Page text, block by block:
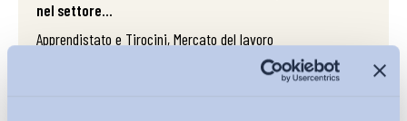
nel settore...
Apprendistato e Tirocini, Mercato del lavoro